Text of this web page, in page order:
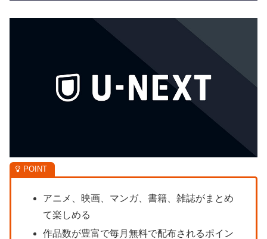
アニメ、映画、マンガ、書籍、雑誌がまとめ
て楽しめる
作品数が豊富で毎月無料で配布されるポイン